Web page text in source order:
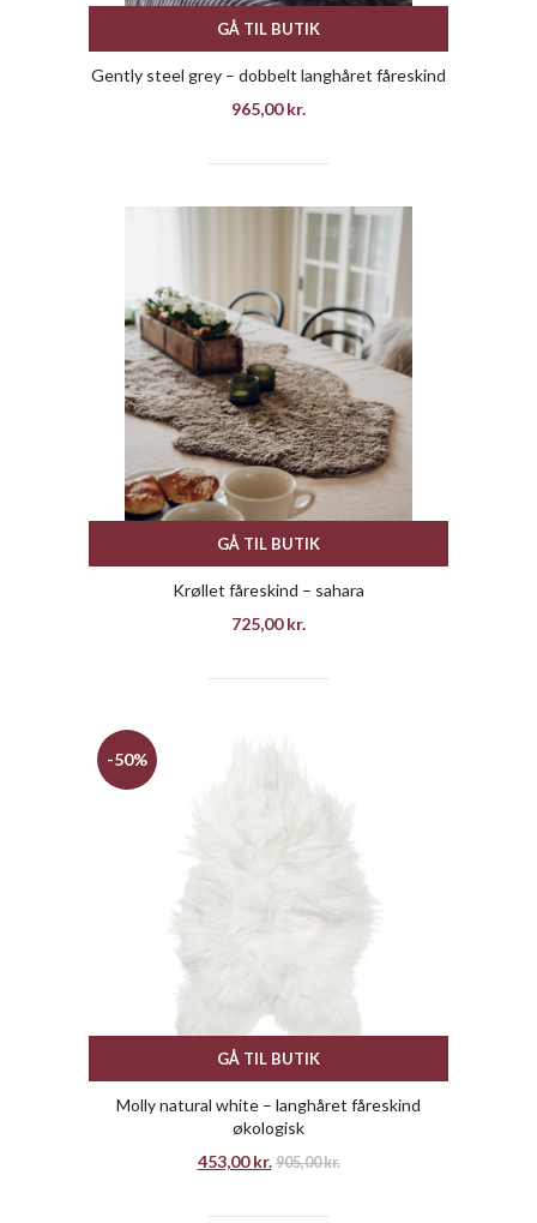
GÅ TIL BUTIK
Gently steel grey – dobbelt langhåret fåreskind
965,00kr.
GÅ TIL BUTIK
Krøllet fåreskind – sahara
725,00kr.
-50%
GÅ TIL BUTIK
Molly natural white – langhåret fåreskind
økologisk
453,00kr. 905,00kr.